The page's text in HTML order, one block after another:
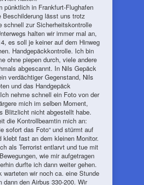
pünktlich in Frankfurt-Flughafen
Beschilderung lässt uns trotz
schnell zur Sicherheitskontrolle
halten wir immer mal an,
es soll je keiner auf dem Hinweg
Handgepäckkontrolle. Ich bin
ohne piepen durch, viele andere
abgescannt. In Nils Gepäck
verdächtiger Gegenstand, Nils
und das Handgepäck
nehme schnell ein Foto von der
mich im selben Moment,
Blitzlicht nicht abgestellt habe.
die Kontrollbeamtin mich an:
sofort das Foto“ und stürmt auf
klebt fast an dem kleinen Monitor.
als Terrorist entlarvt und tue mit
wie mir aufgetragen
durfte ich dann weiter gehen.
warteten wir noch ca. eine Stunde
dann den Airbus 330-200. Wir